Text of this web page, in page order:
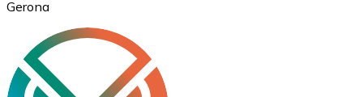
Ethereum
Gerona